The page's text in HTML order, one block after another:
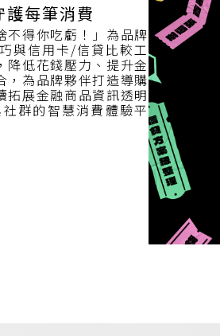
每筆消費
不得你吃虧！」為品牌
與信用卡/信貸比較工
降低花錢壓力、提升金
，為品牌夥伴打造導購
拓展金融商品資訊透明
群的智慧消費體驗平